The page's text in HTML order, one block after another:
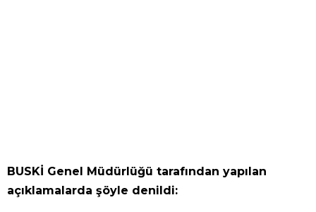
BUSKİ Genel Müdürlüğü tarafından yapılan
açıklamalarda şöyle denildi: